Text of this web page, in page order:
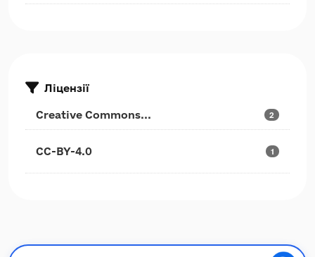
Ліцензії
Creative Commons... 2
CC-BY-4.0 1